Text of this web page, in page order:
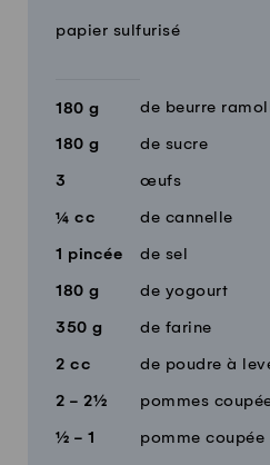
QuantitéIngrédients
papier sulfurisé
180 g de beurre
180 g de sucre
3 œufs
¼ cc de cannelle
1 pincée de sel
180 g de yogourt
350 g de farine
2 cc de poudre à
2 - 2½ pommes
½ - 1 pomme coupée